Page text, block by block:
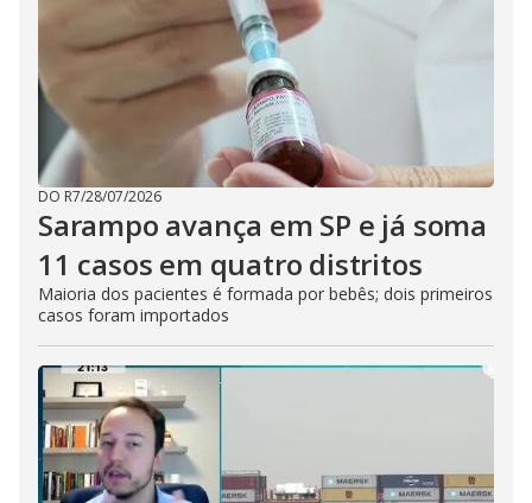
DO R7/28/07/2026
Sarampo avança em SP e já soma
11 casos em quatro distritos
Maioria dos pacientes é formada por bebês; dois primeiros
casos foram importados